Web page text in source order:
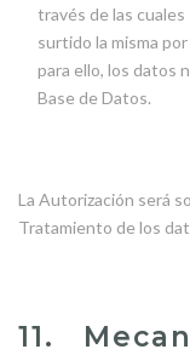
través de las
surtido la misma
para ello, los datos
Base de Datos.
La Autorización será
Tratamiento de los
11.